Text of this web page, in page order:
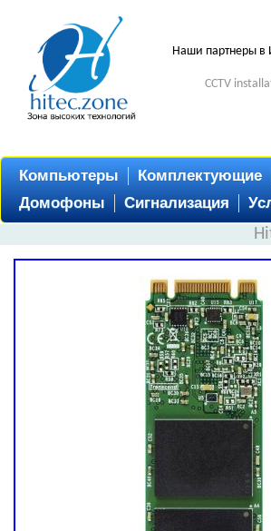
Наши партнеры в
CCTV
Компьютеры Комплектующие
Домофоны
Сигнализация